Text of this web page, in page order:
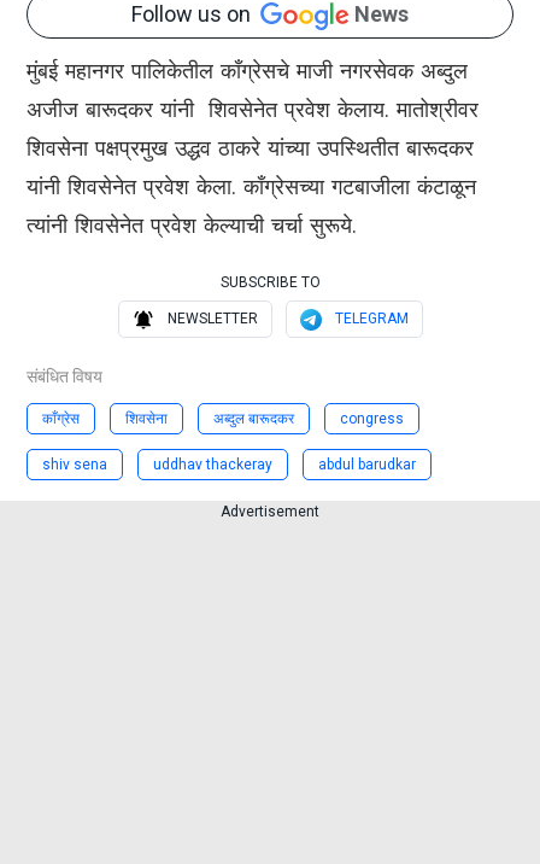
Follow us on News
मुंबई महानगर पालिकेतील काँग्रेसचे माजी नगरसेवक अब्दुल
अजीज बारूदकर यांनी शिवसेनेत प्रवेश केलाय. मातोश्रीवर
शिवसेना पक्षप्रमुख उद्धव ठाकरे यांच्या उपस्थितीत बारूदकर
यांनी शिवसेनेत प्रवेश केला. काँग्रेसच्या गटबाजीला कंटाळून
त्यांनी शिवसेनेत प्रवेश केल्याची चर्चा सुरूये.
SUBSCRIBE TO
NEWSLETTER TELEGRAM
संबंधित विषय
काँग्रेस शिवसेना अब्दुल बारूदकर congress
shiv sena uddhav thackeray abdul barudkar
Advertisement